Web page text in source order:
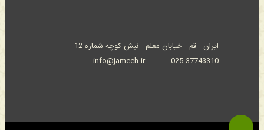
ایران - قم - خیابان معلم - نبش کوچه شماره 12
025-37743310
info@jameeh.ir